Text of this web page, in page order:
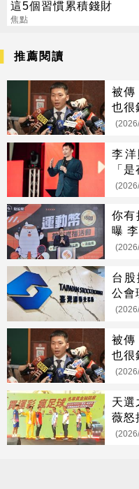
這5個習慣累積錢財
焦點
推薦閱讀
被傳
也很
李
「
你有
曝
台
公會
被傳
也很
天選
薇怒